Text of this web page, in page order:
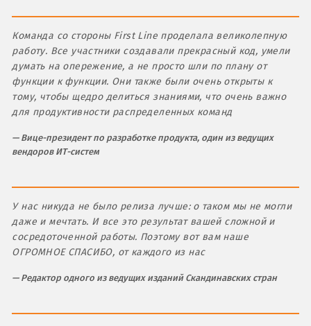
Команда со стороны First Line проделала великолепную
работу. Все участники создавали прекрасный код, умели
думать на опережение, а не просто шли по плану от
функции к функции. Они также были очень открыты к
тому, чтобы щедро делиться знаниями, что очень важно
для продуктивности распределенных команд
Вице-президент по разработке продукта, один из ведущих
вендоров ИТ-систем
У нас никуда не было релиза лучше: о таком мы не могли
даже и мечтать. И все это результат вашей сложной и
сосредоточенной работы. Поэтому вот вам наше
ОГРОМНОЕ СПАСИБО, от каждого из нас
Редактор одного из ведущих изданий Скандинавских стран